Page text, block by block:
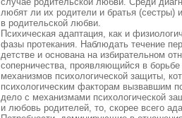
любят ли их родители и братья (сестры)
в родительской любви.
Психическая адаптация, как и
фазы протекания. Наблюдать течение
детстве и основана на избирательном
соперничества, проявляющийся в
механизмов психологической защиты,
психологическим факторам вызвавшим
дело с механизмами психологической
и любовь родителей, то, скорее всего